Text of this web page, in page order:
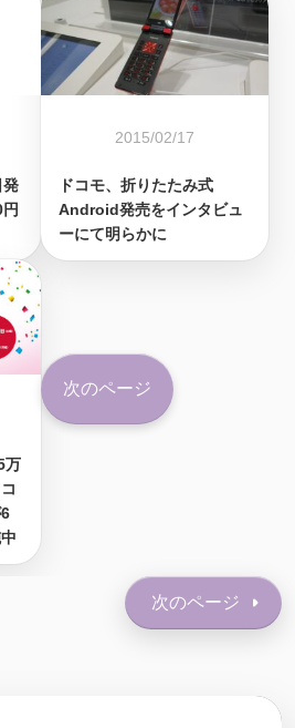
発
2015/02/17
ドコモ、折りたたみ式
Android発売をインタビュ
ーにて明らかに
万
次のページ
次のページ